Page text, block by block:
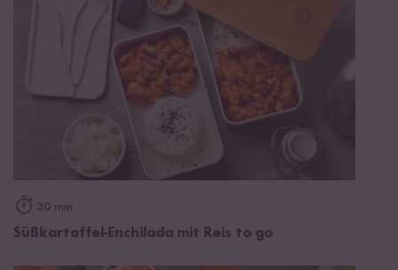
30 min
Süßkartoffel-Enchilada mit Reis to go